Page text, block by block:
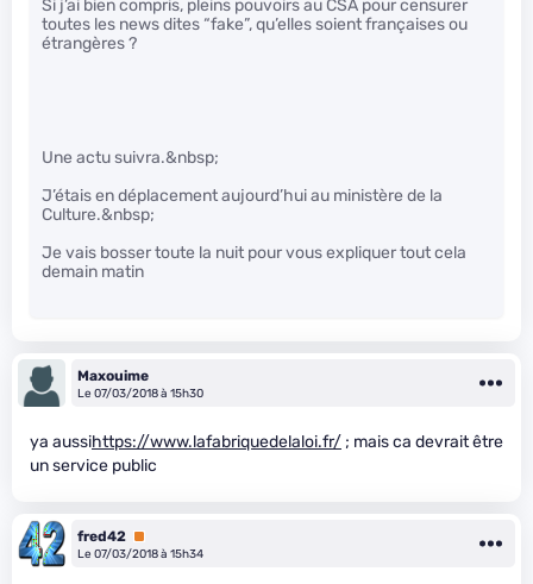
Si j’ai bien compris, pleins pouvoirs au CSA pour censurer
toutes les news dites “fake”, qu’elles soient françaises ou
étrangères ?
Une actu suivra.&nbsp;
J’étais en déplacement aujourd’hui au ministère de la
Culture.&nbsp;
Je vais bosser toute la nuit pour vous expliquer tout cela
demain matin
Maxouime
Le 07/03/2018 à 15h30
ya aussihttps://www.lafabriquedelaloi.fr/ ; mais ca devrait être
un service public
fred42 Premium
Le 07/03/2018 à 15h34